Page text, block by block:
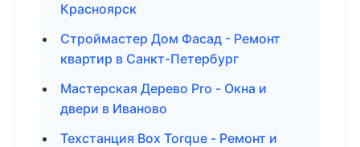
Красноярск
Строймастер Дом Фасад - Ремонт
квартир в Санкт-Петербург
Мастерская Дерево Pro - Окна и
двери в Иваново
Техстанция Box Torque - Ремонт и